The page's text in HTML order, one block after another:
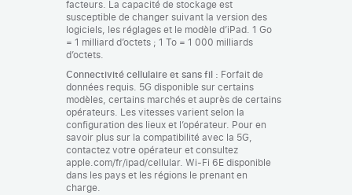
facteurs. La capacité de stockage est
susceptible de changer suivant la version des
logiciels, les réglages et le modèle d’iPad. 1 Go
= 1 milliard d’octets ; 1 To = 1 000 milliards
d’octets.
Connectivité cellulaire et sans fil : Forfait de
données requis. 5G disponible sur certains
modèles, certains marchés et auprès de certains
opérateurs. Les vitesses varient selon la
configuration des lieux et l’opérateur. Pour en
savoir plus sur la compatibilité avec la 5G,
contactez votre opérateur et consultez
apple.com/fr/ipad/cellular. Wi-Fi 6E disponible
dans les pays et les régions le prenant en
charge.